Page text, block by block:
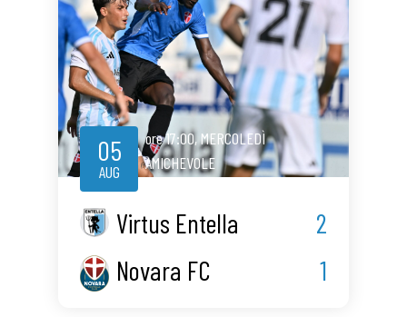
05
AUG
ore17:00,MERCOLEDÌ
AMICHEVOLE
Virtus Entella
2
Novara FC
1